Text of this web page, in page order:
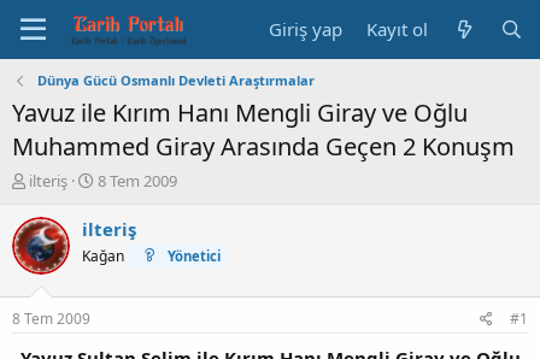
Giriş yap Kayıt ol
Dünya Gücü Osmanlı Devleti Araştırmalar
Yavuz ile Kırım Hanı Mengli Giray ve Oğlu
Muhammed Giray Arasında Geçen 2 Konuşm
K
n
b
u
u
b
a
ilteriş
B
ş
a
ç
8 Tem 2009
ilteriş
Kağan Yönetici
8 Tem 2009 #1